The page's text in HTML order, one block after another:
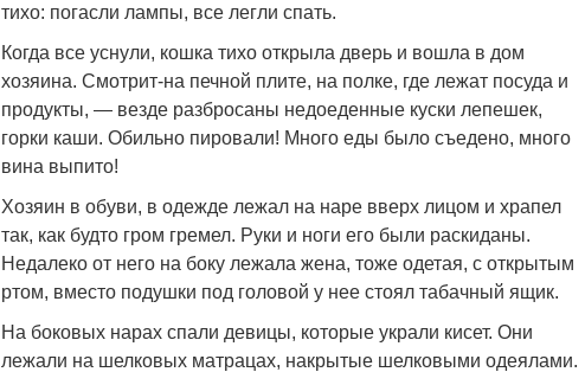
тихо: погасли лампы, все легли спать.
Когда все уснули, кошка тихо открыла дверь и вошла в дом
хозяина. Смотрит-на печной плите, на полке, где лежат посуда и
продукты, — везде разбросаны недоеденные куски лепешек,
горки каши. Обильно пировали! Много еды было съедено, много
вина выпито!
Хозяин в обуви, в одежде лежал на наре вверх лицом и храпел
так, как будто гром гремел. Руки и ноги его были раскиданы.
Недалеко от него на боку лежала жена, тоже одетая, с открытым
ртом, вместо подушки под головой у нее стоял табачный ящик.
На боковых нарах спали девицы, которые украли кисет. Они
лежали на шелковых матрацах, накрытые шелковыми одеялами.